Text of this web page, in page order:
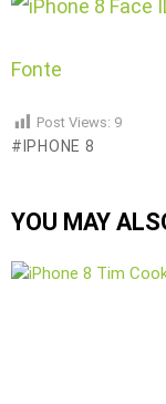
Fonte
Post Views: 9
IPHONE 8
YOU MAY